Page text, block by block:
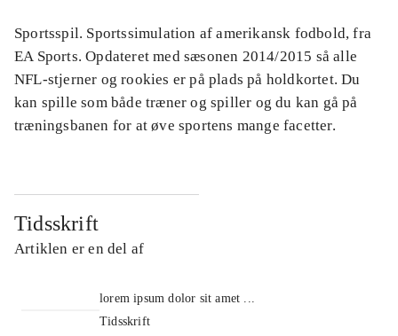
Sportsspil. Sportssimulation af amerikansk fodbold, fra
EA Sports. Opdateret med sæsonen 2014/2015 så alle
NFL-stjerner og rookies er på plads på holdkortet. Du
kan spille som både træner og spiller og du kan gå på
træningsbanen for at øve sportens mange facetter.
Tidsskrift
Artiklen er en del af
lorem ipsum dolor sit amet ...
Tidsskrift